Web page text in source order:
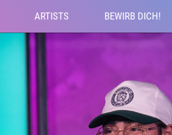
ARTISTS BEWIRB DICH!